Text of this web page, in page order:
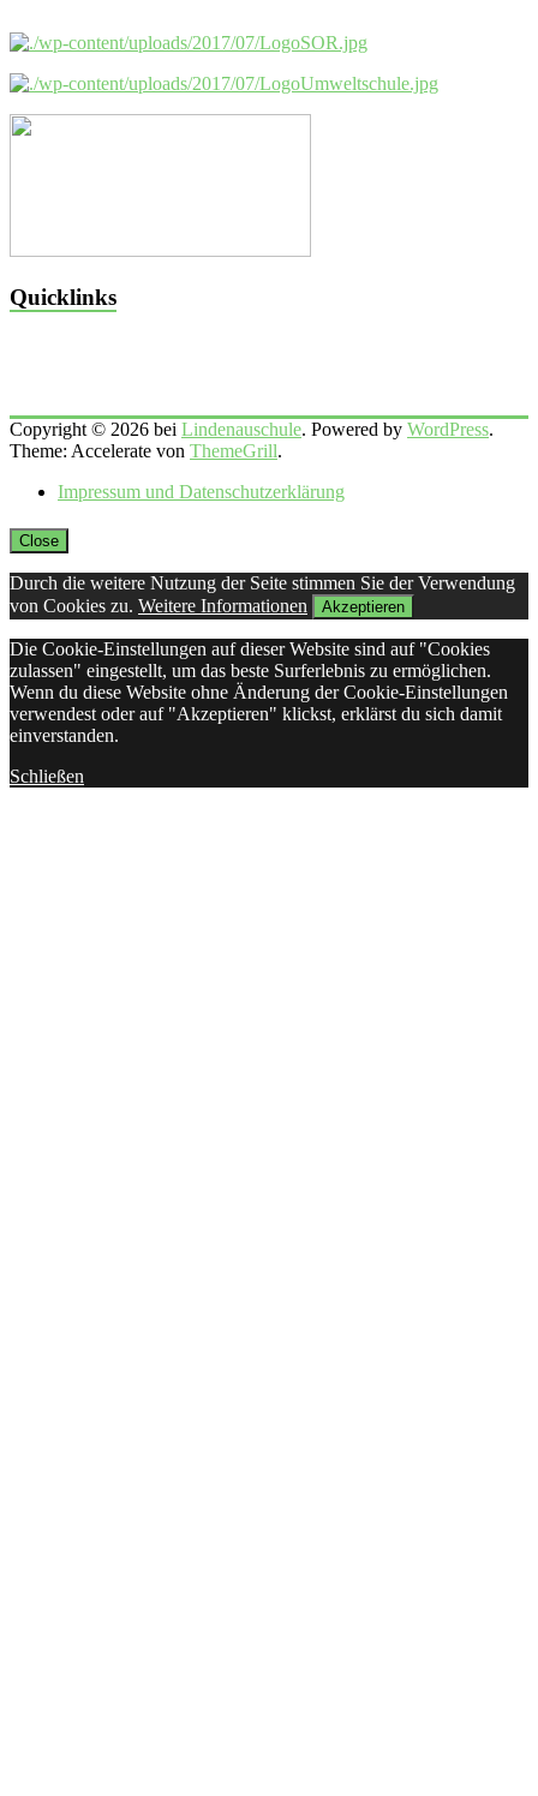
Quicklinks
Copyright © 2026 bei Lindenauschule. Powered by WordPress.
Theme: Accelerate von ThemeGrill.
Impressum und Datenschutzerklärung
Close
Durch die weitere Nutzung der Seite stimmen Sie der Verwendung
von Cookies zu. Weitere Informationen Akzeptieren
Die Cookie-Einstellungen auf dieser Website sind auf "Cookies
zulassen" eingestellt, um das beste Surferlebnis zu ermöglichen.
Wenn du diese Website ohne Änderung der Cookie-Einstellungen
verwendest oder auf "Akzeptieren" klickst, erklärst du sich damit
einverstanden.
Schließen